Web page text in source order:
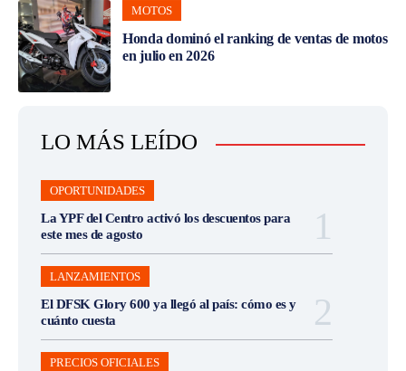
MOTOS
Honda dominó el ranking de ventas de motos
en julio en 2026
LO MÁS LEÍDO
OPORTUNIDADES
La YPF del Centro activó los descuentos para
este mes de agosto
LANZAMIENTOS
El DFSK Glory 600 ya llegó al país: cómo es y
cuánto cuesta
PRECIOS OFICIALES